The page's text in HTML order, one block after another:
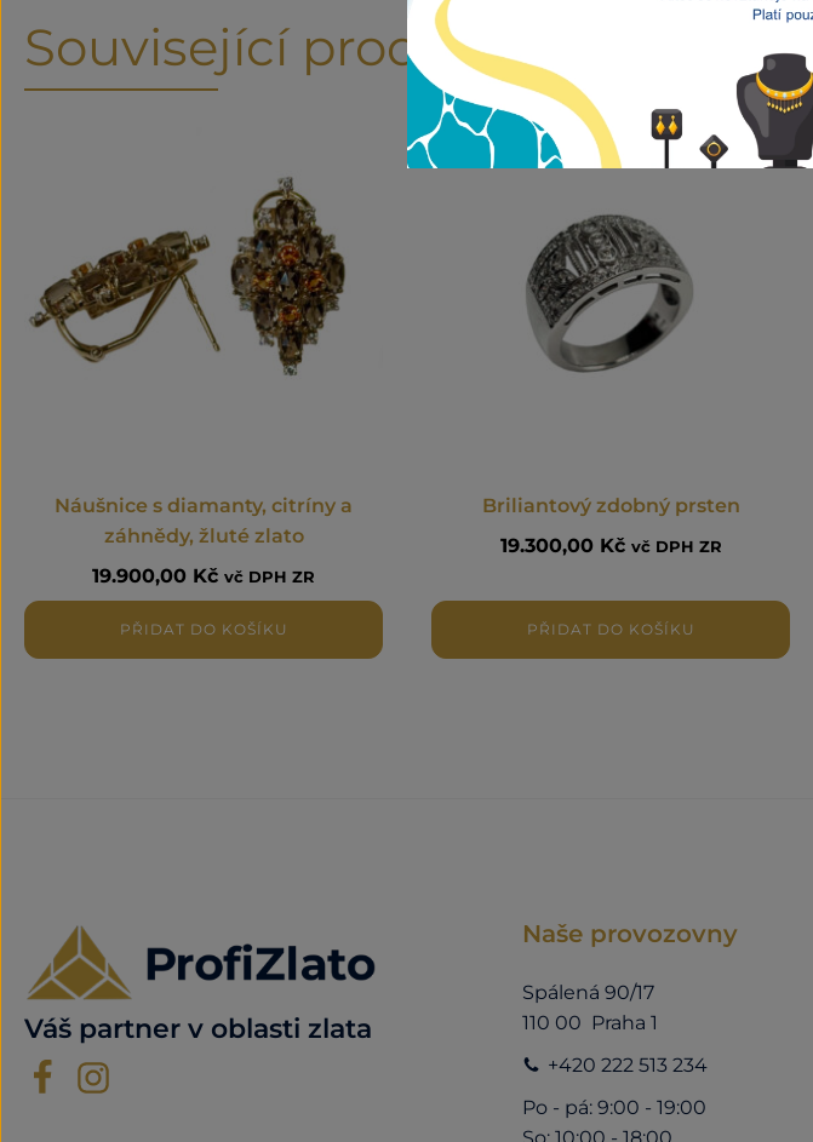
Související produkty
Náušnice s diamanty, citríny a
záhnědy, žluté zlato
19.900,00 Kč vč DPH ZR
PŘIDAT DO KOŠÍKU
Briliantový zdobný prsten
19.300,00 Kč vč DPH ZR
PŘIDAT DO KOŠÍKU
Váš partner v oblasti zlata
Naše provozovny
Spálená 90/17
110 00 Praha 1
+420 222 513 234
Po - pá: 9:00 - 19:00